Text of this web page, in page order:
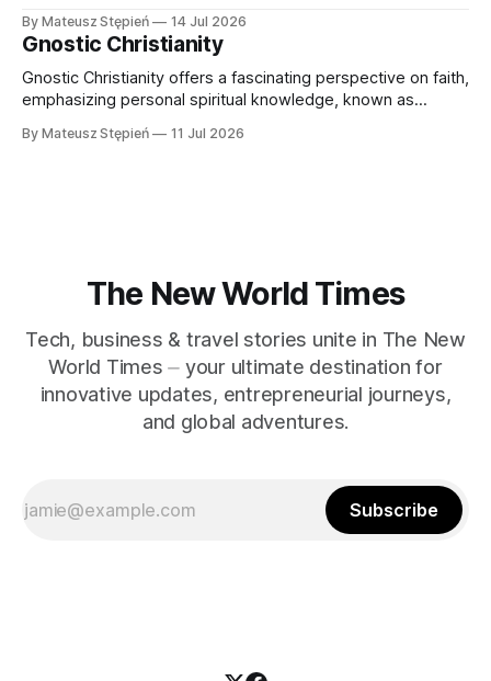
enthusiast, or someone exploring the world of high-
performance karts for the first time, finding the right
equipment and
By Mateusz Stępień 14 Jul 2026
Gnostic Christianity
Gnostic Christianity offers a fascinating perspective on faith,
emphasizing personal spiritual knowledge, known as
in the early centuries of Christianity, Gnostic traditions
By Mateusz Stępień 11 Jul 2026
The New World Times
Tech, business & travel stories unite in The New
World Times ⏤ your ultimate destination for
innovative updates, entrepreneurial journeys,
and global adventures.
Subscribe